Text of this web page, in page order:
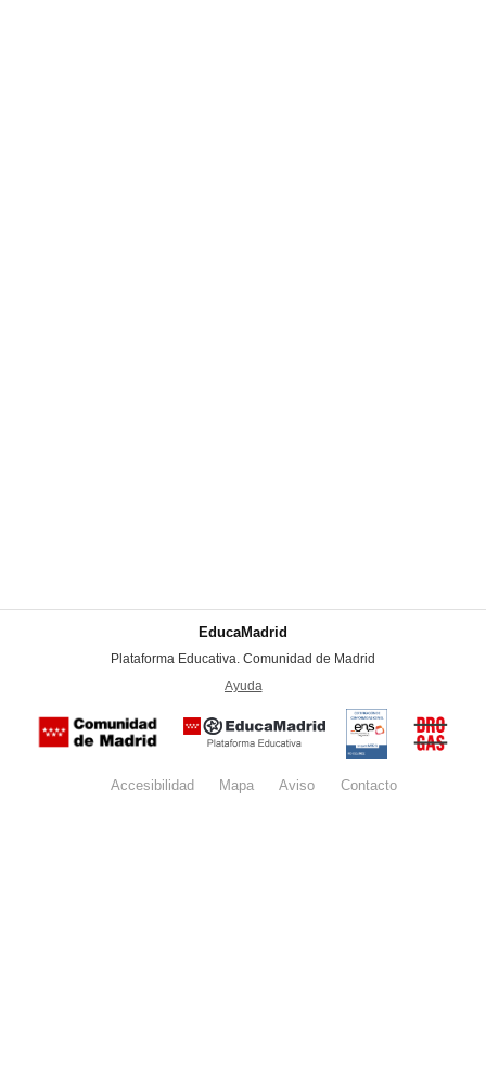
EducaMadrid
Plataforma Educativa. Comunidad de Madrid
Ayuda
Certificación
conformidad
con el
Nacional de
Seguridad
del
Accesibilidad Mapa Aviso legalContacto